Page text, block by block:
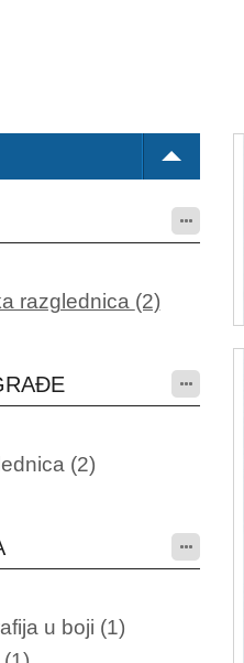
razglednica (2)
(2)
u boji (1)